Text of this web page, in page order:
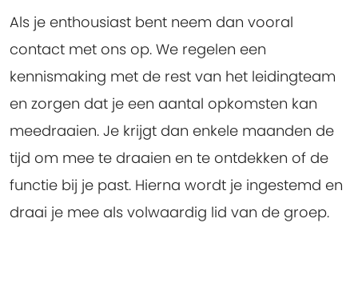
Als je enthousiast bent neem dan vooral
contact met ons op. We regelen een
kennismaking met de rest van het leidingteam
en zorgen dat je een aantal opkomsten kan
meedraaien. Je krijgt dan enkele maanden de
tijd om mee te draaien en te ontdekken of de
functie bij je past. Hierna wordt je ingestemd en
draai je mee als volwaardig lid van de groep.